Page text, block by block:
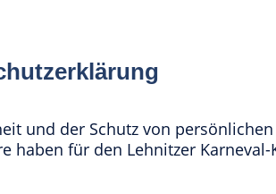
und der Schutz von
haben für den Lehnitzer